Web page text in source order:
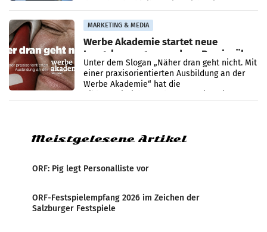
MARKETING & MEDIA
Werbe Akademie startet neue
Imagekampagne rund um Praxisnähe
Unter dem Slogan „Näher dran geht nicht. Mit
einer praxisorientierten Ausbildung an der
Werbe Akademie“ hat die
Meistgelesene Artikel
ORF: Pig legt Personalliste vor
ORF-Festspielempfang 2026 im Zeichen der
Salzburger Festspiele